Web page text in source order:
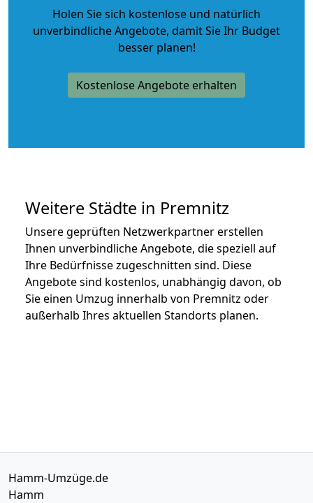
Holen Sie sich kostenlose und natürlich
unverbindliche Angebote, damit Sie Ihr Budget
besser planen!
Kostenlose Angebote erhalten
Weitere Städte in Premnitz
Unsere geprüften Netzwerkpartner erstellen
Ihnen unverbindliche Angebote, die speziell auf
Ihre Bedürfnisse zugeschnitten sind. Diese
Angebote sind kostenlos, unabhängig davon, ob
Sie einen Umzug innerhalb von Premnitz oder
außerhalb Ihres aktuellen Standorts planen.
Hamm-Umzüge.de
Hamm